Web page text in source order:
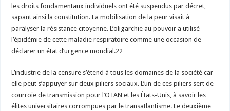
les droits fondamentaux individuels ont été suspendus par décret,
sapant ainsi la constitution. La mobilisation de la peur visait à
paralyser la résistance citoyenne. L’oligarchie au pouvoir a utilisé
l’épidémie de cette maladie respiratoire comme une occasion de
déclarer un état d’urgence mondial.22
L’industrie de la censure s’étend à tous les domaines de la société car
elle peut s’appuyer sur deux piliers sociaux. L’un de ces piliers sert de
courroie de transmission pour l’OTAN et les États-Unis, à savoir les
élites universitaires corrompues par le transatlantisme. Le deuxième